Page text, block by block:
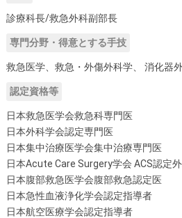
診療科長/救急外科副部長
専門分野・得意とする手技
救急医学、救急・外傷外科学、 消化器
認定資格等
日本救急医学会救急科専門医
日本外科学会認定専門医
日本集中治療医学会集中治療専門医
日本Acute Care Surgery学会 ACS認定
日本腹部救急医学会腹部救急認定医
日本急性血液浄化学会認定指導者
日本航空医療学会認定指導者